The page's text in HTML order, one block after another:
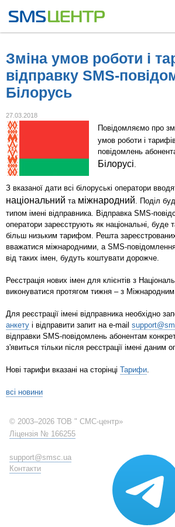
Зміна умов роботи і
відправку SMS-
Білорусь
27.03.2018
Повідомляємо про
умов роботи і
повідомлень
Білорусі.
З вказаної дати всі білоруські оператори
національний та міжнародний. Поділ
типом імені відправника. Відправка SMS-
оператори зареєструють як національні, буде
більш низьким тарифом. Решта
вважатися міжнародними, а SMS-
від таких імен, будуть коштувати дорожче.
Реєстрація нових імен для клієнтів з
виконуватися протягом тижня – з
Для реєстрації імені відправника необхідно
анкету і відправити запит на e-mail
відправки SMS-повідомлень абонентам
з'явиться тільки після реєстрації імені даним
Нові тарифи вказані на сторінці Тарифи.
всі новини
© 2003–2026 ТОВ " СМС-центр»
Ліцензія № 166255
support@smsc.ua
Контакти